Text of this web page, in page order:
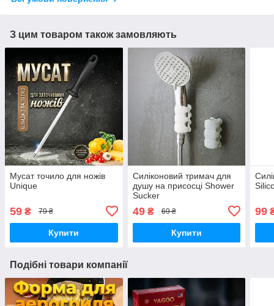
З цим товаром також замовляють
Мусат точило для ножів
Unique
59 ₴ 79 ₴
Купити
Силіконовий тримач для
душу на присосці Shower
Sucker
49₴ 69 ₴
Купити
99
Подібні товари компанії